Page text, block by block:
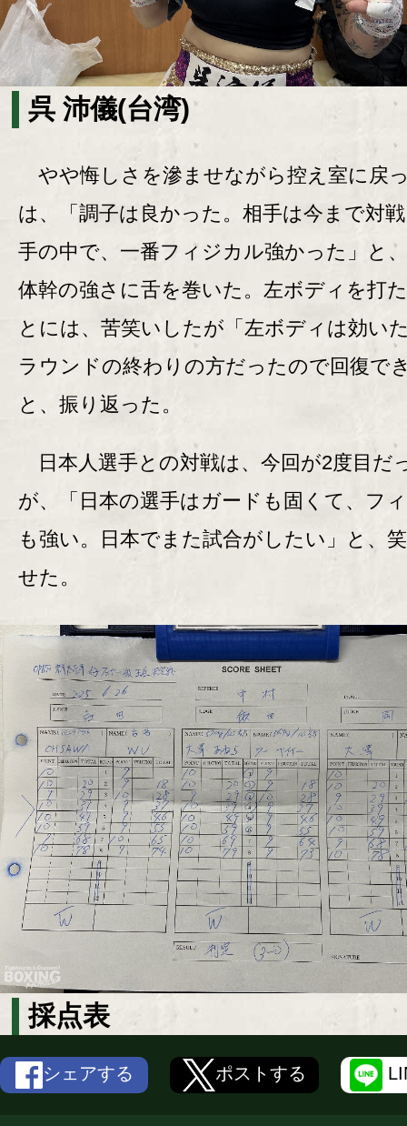
呉 沛儀(台湾)
やや悔しさを滲ませながら控え室に戻
は、「調子は良かった。相手は今まで対
手の中で、一番フィジカル強かった」と
体幹の強さに舌を巻いた。左ボディを打
とには、苦笑いしたが「左ボディは効い
ラウンドの終わりの方だったので回復で
と、振り返った。
日本人選手との対戦は、今回が2度目だ
が、「日本の選手はガードも固くて、フ
も強い。日本でまた試合がしたい」と、
せた。
採点表
シェアする ポストする